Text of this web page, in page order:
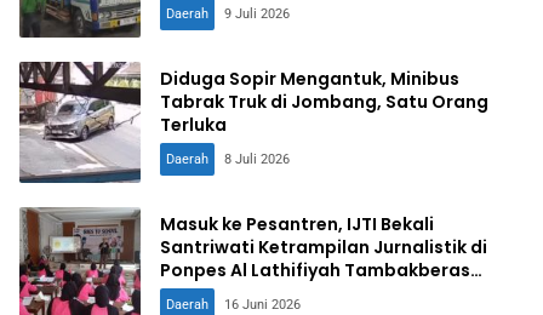
Daerah 9 Juli 2026
Diduga Sopir Mengantuk, Minibus
Tabrak Truk di Jombang, Satu Orang
Terluka
Daerah 8 Juli 2026
Masuk ke Pesantren, IJTI Bekali
Santriwati Ketrampilan Jurnalistik di
Ponpes Al Lathifiyah Tambakberas
Jombang
Daerah 16 Juni 2026